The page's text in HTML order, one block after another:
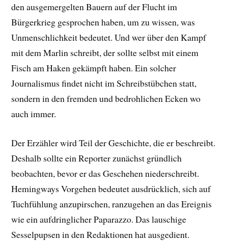
den ausgemergelten Bauern auf der Flucht im
Bürgerkrieg gesprochen haben, um zu wissen, was
Unmenschlichkeit bedeutet. Und wer über den Kampf
mit dem Marlin schreibt, der sollte selbst mit einem
Fisch am Haken gekämpft haben. Ein solcher
Journalismus findet nicht im Schreibstübchen statt,
sondern in den fremden und bedrohlichen Ecken wo
auch immer.
Der Erzähler wird Teil der Geschichte, die er beschreibt.
Deshalb sollte ein Reporter zunächst gründlich
beobachten, bevor er das Geschehen niederschreibt.
Hemingways Vorgehen bedeutet ausdrücklich, sich auf
Tuchfühlung anzupirschen, ranzugehen an das Ereignis
wie ein aufdringlicher Paparazzo. Das lauschige
Sesselpupsen in den Redaktionen hat ausgedient.